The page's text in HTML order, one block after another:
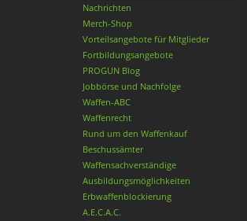
Nachrichten
Merch-Shop
Vorteilsangebote für Mitglieder
Fortbildungsangebote
PROGUN Blog
Jobbörse und Nachfolge
Waffen-ABC
Waffenrecht
Rund um den Waffenkauf
Beschussämter
Waffensachverständige
Ausbildungsmöglichkeiten
Erbwaffenblockierung
A.E.C.A.C.